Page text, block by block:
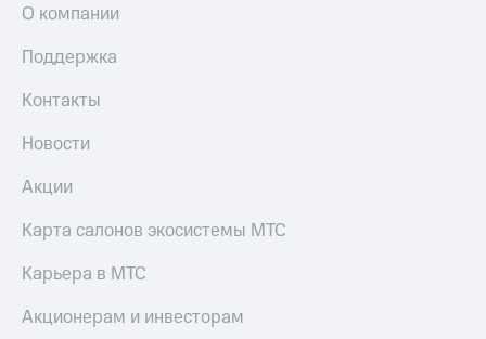
О компании
Поддержка
Контакты
Новости
Акции
Карта салонов экосистемы МТС
Карьера в МТС
Акционерам и инвесторам